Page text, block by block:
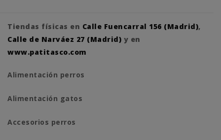
Tiendas físicas en Calle Fuencarral 156 (Madrid),
Calle de Narváez 27 (Madrid) y en
www.patitasco.com
Alimentación perros
Alimentación gatos
Accesorios perros